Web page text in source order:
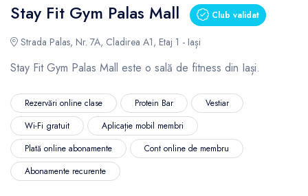
Stay Fit Gym Palas Mall Club validat
Strada Palas, Nr. 7A, Cladirea A1, Etaj 1 - Iași
Stay Fit Gym Palas Mall este o sală de fitness din Iași.
Rezervări online clase Protein Bar
Vestiar
Wi-Fi gratuit
Aplicație mobil membri
Plată online abonamente
Cont online de membru
Abonamente recurente